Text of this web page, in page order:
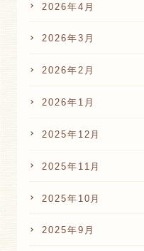
2026年4月
2026年3月
2026年2月
2026年1月
2025年12月
2025年11月
2025年10月
2025年9月